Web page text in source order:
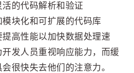
活的代码解析和验证
模块化和可扩展的代码库
提高性能以加快数据处理速
开发人员重视响应能力，而缓
很快失去他们的注意力。